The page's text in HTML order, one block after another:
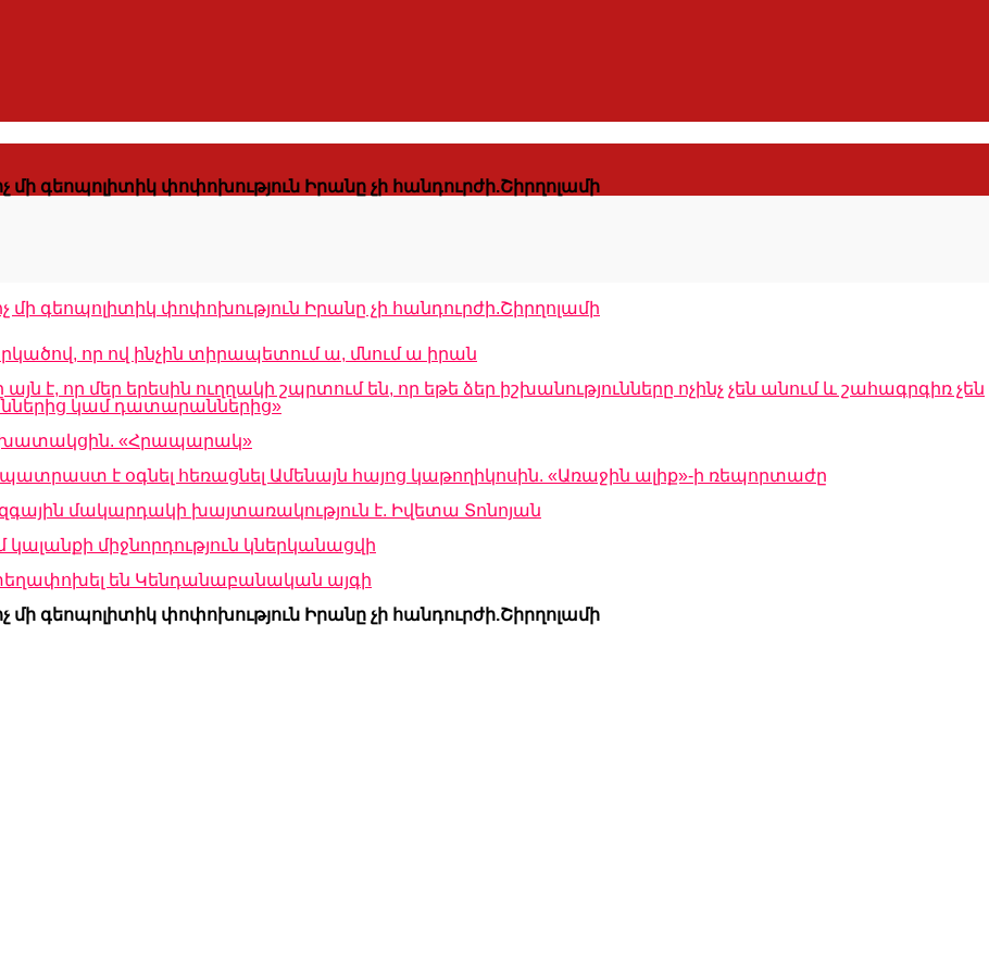
գեոպոլիտիկ փոփոխություն Իրանը չի հանդուրժի.Շիրղոլամի
գեոպոլիտիկ փոփոխություն Իրանը չի հանդուրժի.Շիրղոլամի
որ ով ինչին տիրապետում ա, մնում ա իրան
որ մեր երեսին ուղղակի շպրտում են, որ եթե ձեր իշխանությունները ոչինչ չեն անում և շահագրգիռ չեն
կամ դատարաններից»
«Հրապարակ»
է օգնել հեռացնել Ամենայն հայոց կաթողիկոսին. «Առաջին ալիք»-ի ռեպորտաժը
մակարդակի խայտառակություն է. Իվետա Տոնոյան
միջնորդություն կներկանացվի
են Կենդանաբանական այգի
գեոպոլիտիկ փոփոխություն Իրանը չի հանդուրժի.Շիրղոլամի